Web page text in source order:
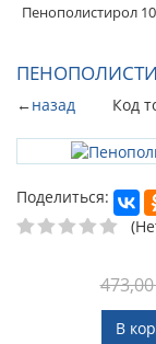
Пенополистирол
←назад Код
Поделиться:
473,00
В